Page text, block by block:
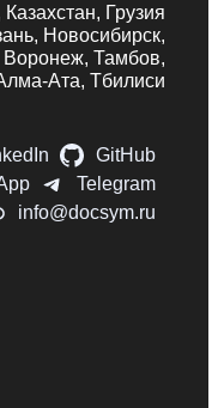
Казахстан, Грузия
Новосибирск,
Воронеж, Тамбов,
Ата, Тбилиси
GitHub
Telegram
info@docsym.ru